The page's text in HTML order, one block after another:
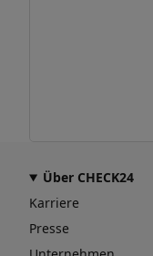
Über CHECK24
Karriere
Presse